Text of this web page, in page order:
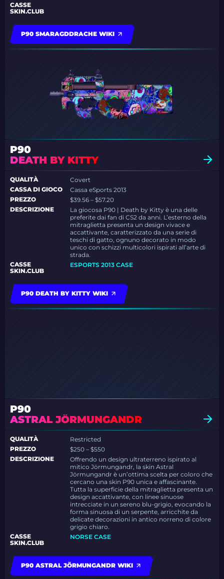
CASSE
SKIN.CLUB
P90 SMARAGDDRACHE WIKI
P90
DEATH BY KITTY
QUALITÀ
Covert
CASSA DI GIOCO
Cassa eSports 2013
PREZZO
$39.56 – $57.20
DESCRIZIONE
La giocosa P90 | Death by Kitty è una delle
preferite dai fan di CS2 da anni. L’esterno della
mitraglietta presenta un design vivace e
accattivante, caratterizzato da una serie di
teschi di gatto, ognuno decorato in modo
unico con schizzi multicolori ispirati all’arte di
strada.
CASSE
SKIN.CLUB
ESPORTS 2013 CASE
P90 DEATH BY KITTY WIKI
P90
ASTRAL JÖRMUNGANDR
QUALITÀ
Restricted
PREZZO
$250 – $550
DESCRIZIONE
Offrendo un design ultraterreno ispirato al
mitico Jörmungandr, la skin Astral
Jörmungandr è un’ottima scelta per coloro che
cercano una skin P90 unica e affascinante.
Tutta la superficie della mitraglietta presenta un
design accattivante, con linee sinuose
intrecciate in un sereno blu-grigio, evocando la
forma sinuosa di un serpente, arricchite da
delicate decorazioni in antico norreno di colore
grigio chiaro.
CASSE
SKIN.CLUB
NORSE CASE
P90 ASTRAL JÖRMUNGANDR WIKI